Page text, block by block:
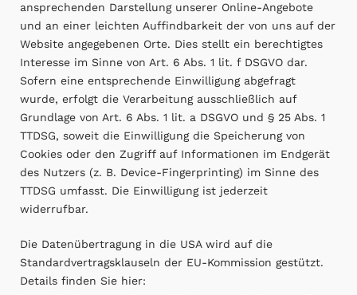
ansprechenden Darstellung unserer Online-Angebote
und an einer leichten Auffindbarkeit der von uns auf der
Website angegebenen Orte. Dies stellt ein berechtigtes
Interesse im Sinne von Art. 6 Abs. 1 lit. f DSGVO dar.
Sofern eine entsprechende Einwilligung abgefragt
wurde, erfolgt die Verarbeitung ausschließlich auf
Grundlage von Art. 6 Abs. 1 lit. a DSGVO und § 25 Abs. 1
TTDSG, soweit die Einwilligung die Speicherung von
Cookies oder den Zugriff auf Informationen im Endgerät
des Nutzers (z. B. Device-Fingerprinting) im Sinne des
TTDSG umfasst. Die Einwilligung ist jederzeit
widerrufbar.
Die Datenübertragung in die USA wird auf die
Standardvertragsklauseln der EU-Kommission gestützt.
Details finden Sie hier: